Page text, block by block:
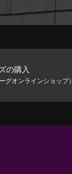
の購入
グオンラインショップ）